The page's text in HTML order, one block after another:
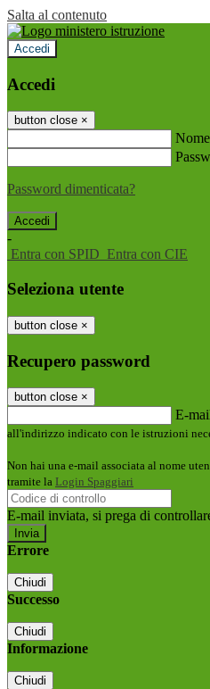
Salta al contenuto
Accedi
Accedi
button close ×
Password dimenticata?
-
Entra con SPID Entra con CIE
Seleziona utente
button close ×
Recupero password
button close ×
E-
all'indirizzo indicato con le istruzioni
Non hai una e-mail associata al nome
tramite la Login Spaggiari
E-mail inviata, si prega di
Errore
Chiudi
Successo
Chiudi
Informazione
Chiudi